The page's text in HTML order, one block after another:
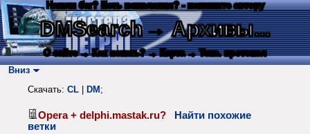
Нашли баг? Есть пожелания? - напишите автору
DMSearch→ Архивы...
О сайте → Как искать? → Карта → Текс. протокол
Вниз
Скачать: CL DM ;
Opera + delphi.mastak.ru?
Найти похожие
ветки